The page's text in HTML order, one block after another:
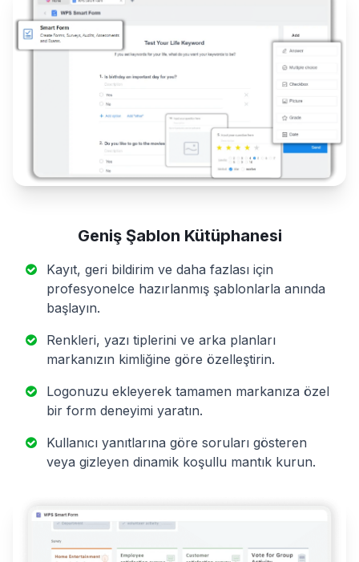
Geniş Şablon Kütüphanesi
Kayıt, geri bildirim ve daha fazlası için
profesyonelce hazırlanmış şablonlarla anında
başlayın.
Renkleri, yazı tiplerini ve arka planları
markanızın kimliğine göre özelleştirin.
Logonuzu ekleyerek tamamen markanıza özel
bir form deneyimi yaratın.
Kullanıcı yanıtlarına göre soruları gösteren
veya gizleyen dinamik koşullu mantık kurun.